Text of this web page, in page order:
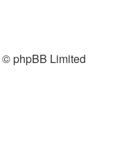
phpBB Limited